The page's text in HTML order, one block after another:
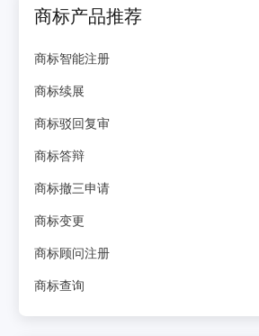
商标产品推荐
商标智能注册
商标续展
商标驳回复审
商标答辩
商标撤三申请
商标变更
商标顾问注册
商标查询